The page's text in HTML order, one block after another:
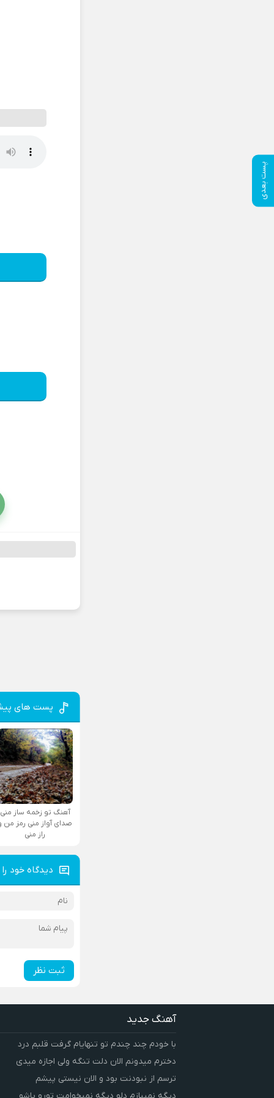
پست بعدی
پست های
آهنگ تو زخمه ساز منی
صدای آواز منی رمز من
راز منی
دیدگاه خود
ثبت نظر
آهنگ جدید
با خودم چند چندم تو تنهایام گرفت قلبم درد
دخترم میدونم الان دلت تنگه ولی اجازه میدی
ترسم از نبودنت بود و الان نیستی پیشم